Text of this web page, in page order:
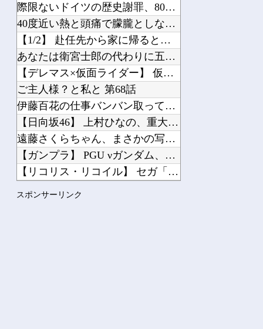
際限ないドイツの歴史謝罪、80年前のホロコースト被害者に賠償…「日本はドイツを見...
40度近い熱と頭痛で朦朧としながら病院行ったら、受付嬢が「予約のない人は診ません...
【1/2】 赴任先から家に帰るとすぐ何か違和感。上手く言えないけどピンとくるもの...
あなたは衛宮士郎の代わりに五次に挑むようです 第411話
【デレマス×仮面ライダー】 仮面ライダーバロンＰ第１話「始まりの巫女」
ご主人様？と私と 第68話
伊藤百花の仕事バンバン取ってくるDHの営業担当凄くないか？今年のボーナス凄いこと...
【日向坂46】 上村ひなの、重大な問題について
遠藤さくらちゃん、まさかの写真無しだったｗ【乃木坂46】
【ガンプラ】 PGU νガンダム、4割引きの店舗が現れる…安いけど置く場所が…
【リコリス・リコイル】 セガ「錦木千束」と「井ノ上たきな」 STREET SNA...
スポンサーリンク